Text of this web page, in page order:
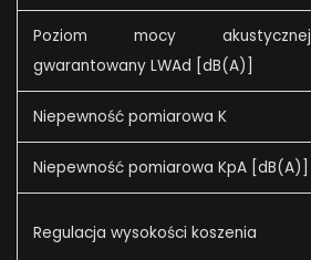
Poziom mocy akustycznej
gwarantowany LWAd [dB(A)]
Niepewność pomiarowa K
Niepewność pomiarowa KpA [dB(A)]
Regulacja wysokości koszenia